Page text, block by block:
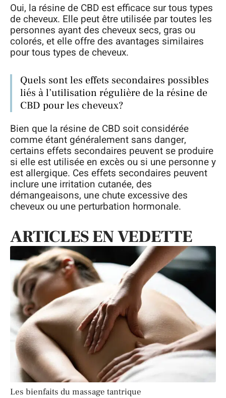
Oui, la résine de CBD est efficace sur tous types
de cheveux. Elle peut être utilisée par toutes les
personnes ayant des cheveux secs, gras ou
colorés, et elle offre des avantages similaires
pour tous types de cheveux.
Quels sont les effets secondaires possibles
liés à l’utilisation régulière de la résine de
CBD pour les cheveux?
Bien que la résine de CBD soit considérée
comme étant généralement sans danger,
certains effets secondaires peuvent se produire
si elle est utilisée en excès ou si une personne y
est allergique. Ces effets secondaires peuvent
inclure une irritation cutanée, des
démangeaisons, une chute excessive des
cheveux ou une perturbation hormonale.
ARTICLES EN VEDETTE
Les bienfaits du massage tantrique